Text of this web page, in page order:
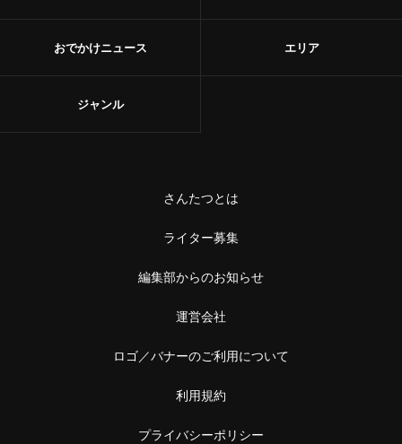
おでかけニュース エリア
ジャンル
さんたつとは
ライター募集
編集部からのお知らせ
運営会社
ロゴ／バナーのご利用について
利用規約
プライバシーポリシー